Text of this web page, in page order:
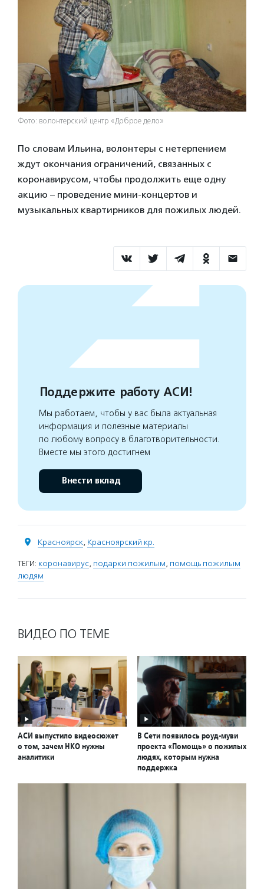
Фото: волонтерский центр «Доброе дело»
По словам Ильина, волонтеры с нетерпением
ждут окончания ограничений, связанных с
коронавирусом, чтобы продолжить еще одну
акцию – проведение мини-концертов и
музыкальных квартирников для пожилых людей.
Поддержите работу АСИ!
Мы работаем, чтобы у вас была актуальная
информация и полезные материалы
по любому вопросу в благотворительности.
Вместе мы этого достигнем
Внести вклад
Красноярск, Красноярский кр.
ТЕГИ: коронавирус, подарки пожилым, помощь пожилым
людям
ВИДЕО ПО ТЕМЕ
АСИ выпустило видеосюжет
о том, зачем НКО нужны
аналитики
В Сети появилось роуд-муви
проекта «Помощь» о пожилых
людях, которым нужна
поддержка